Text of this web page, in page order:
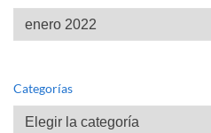
Archivos
Categorías
Categorías